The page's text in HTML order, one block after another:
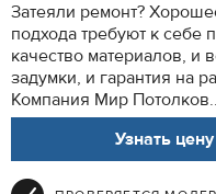
Затеяли ремонт?
подхода требуют к себе
качество материалов, и
задумки, и гарантия на
Компания Мир
Узнать цену